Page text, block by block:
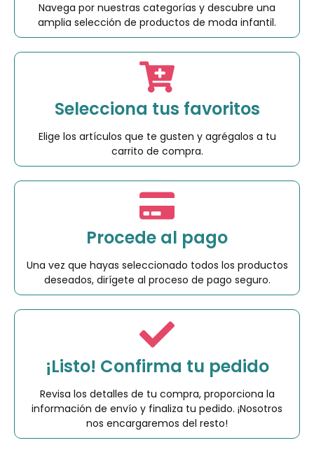
Navega por nuestras categorías y descubre una
amplia selección de productos de moda infantil.
Selecciona tus favoritos
Elige los artículos que te gusten y agrégalos a tu
carrito de compra.
Procede al pago
Una vez que hayas seleccionado todos los productos
deseados, dirígete al proceso de pago seguro.
¡Listo! Confirma tu pedido
Revisa los detalles de tu compra, proporciona la
información de envío y finaliza tu pedido. ¡Nosotros
nos encargaremos del resto!